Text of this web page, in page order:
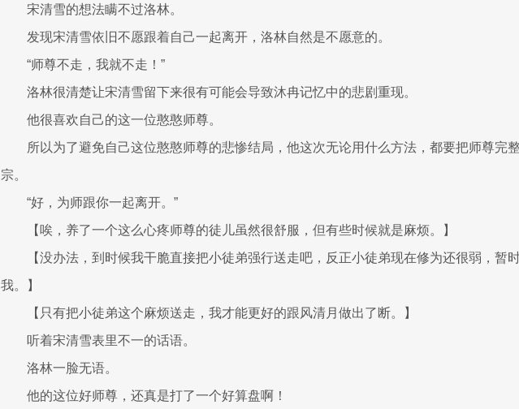
宋清雪的想法瞒不过洛林。
发现宋清雪依旧不愿跟着自己一起离开，洛林自然是不愿意的。
“师尊不走，我就不走！”
洛林很清楚让宋清雪留下来很有可能会导致沐冉记忆中的悲剧重现。
他很喜欢自己的这一位憨憨师尊。
所以为了避免自己这位憨憨师尊的悲惨结局，他这次无论用什么方法，都要把师尊完
宗。
“好，为师跟你一起离开。”
【唉，养了一个这么心疼师尊的徒儿虽然很舒服，但有些时候就是麻烦。】
【没办法，到时候我干脆直接把小徒弟强行送走吧，反正小徒弟现在修为还很弱，暂
我。】
【只有把小徒弟这个麻烦送走，我才能更好的跟风清月做出了断。】
听着宋清雪表里不一的话语。
洛林一脸无语。
他的这位好师尊，还真是打了一个好算盘啊！